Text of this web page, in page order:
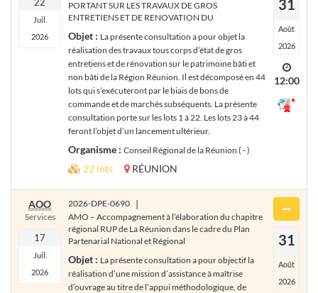
Juil.
2026
PORTANT SUR LES TRAVAUX DE GROS
ENTRETIENS ET DE RENOVATION DU
Objet : La présente consultation a pour objet la
réalisation des travaux tous corps d’état de gros
entretiens et de rénovation sur le patrimoine bâti et
non bâti de la Région Réunion. Il est décomposé en 44
lots qui s’exécuteront par le biais de bons de
commande et de marchés subséquents. La présente
consultation porte sur les lots 1 à 22. Les lots 23 à 44
feront l’objet d’un lancement ultérieur.
Organisme : Conseil Régional de la Réunion ( - )
22 lots RÉUNION
31
Août
2026
12:00
AOO
Services
17
Juil.
2026
2026-DPE-0690 |
AMO – Accompagnement à l’élaboration du chapitre
régional RUP de La Réunion dans le cadre du Plan
Partenarial National et Régional
Objet : La présente consultation a pour objectif la
réalisation d’une mission d’assistance à maîtrise
d’ouvrage au titre de l’appui méthodologique, de
31
Août
2026